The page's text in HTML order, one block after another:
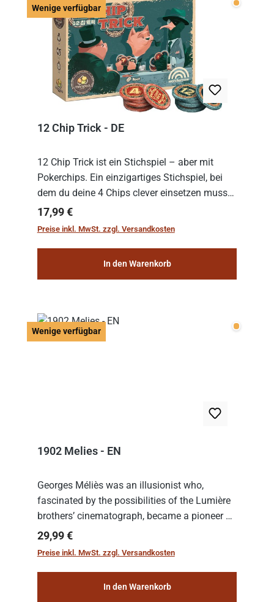
Wenige verfügbar Wenige
12 Chip Trick - DE
12 Chip Trick ist ein Stichspiel – aber mit
Pokerchips. Ein einzigartiges Stichspiel, bei
dem du deine 4 Chips clever einsetzen musst.
Wer die Chips mit dem höchsten Gesamtwert
hat, gewinnt die Runde. Aber Vorsicht: D...
Regulärer Preis:
17,99 €
Preise inkl. MwSt. zzgl. Versandkosten
In den Warenkorb
Wenige verfügbar Wenige
1902 Melies - EN
Georges Méliès was an illusionist who,
fascinated by the possibilities of the Lumière
brothers’ cinematograph, became a pioneer of
cinema. In 1902, he filmed his most famous
work: “Le Voyage dans la Lune” (“A Trip to...
Regulärer Preis:
29,99 €
Preise inkl. MwSt. zzgl. Versandkosten
In den Warenkorb